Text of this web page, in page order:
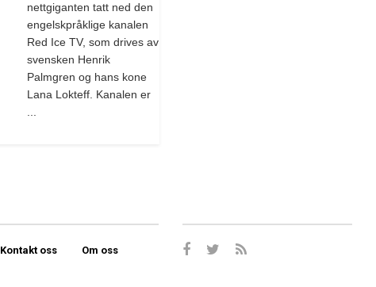
nettgiganten tatt ned den
engelskpråklige kanalen
Red Ice TV, som drives av
svensken Henrik
Palmgren og hans kone
Lana Lokteff. Kanalen er
Kontakt oss Om oss